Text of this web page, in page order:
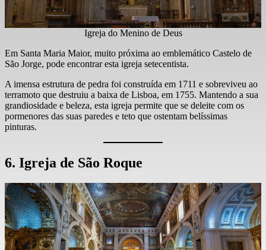
Igreja do Menino de Deus
Em Santa Maria Maior, muito próxima ao emblemático Castelo de
São Jorge, pode encontrar esta igreja setecentista.
A imensa estrutura de pedra foi construída em 1711 e sobreviveu ao
terramoto que destruiu a baixa de Lisboa, em 1755. Mantendo a sua
grandiosidade e beleza, esta igreja permite que se deleite com os
pormenores das suas paredes e teto que ostentam belíssimas
pinturas.
6. Igreja de São Roque